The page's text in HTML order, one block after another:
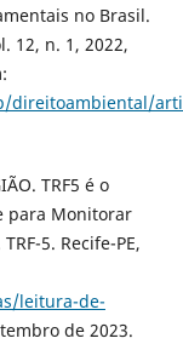
no Brasil.
12, n. 1, 2022,
TRF5 é o
para Monitorar
5. Recife-PE,
leitura-de-
de 2023.